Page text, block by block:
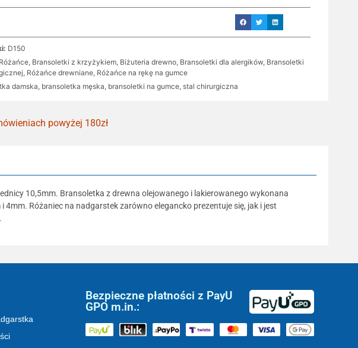
D150
Bransoletki z krzyżykiem, Biżuteria drewno, Bransoletki dla alergików, Bransoletki
, Różańce drewniane, Różańce na rękę na gumce
damska, bransoletka męska, bransoletki na gumce, stal chirurgiczna
powyżej 180zł
10,5mm. Bransoletka z drewna olejowanego i lakierowanego wykonana
Różaniec na nadgarstek zarówno elegancko prezentuje się, jak i jest
Bezpieczne płatności z PayU
GPO m.in.: